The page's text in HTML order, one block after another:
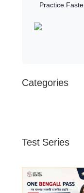
Practice
Categories
Test Series